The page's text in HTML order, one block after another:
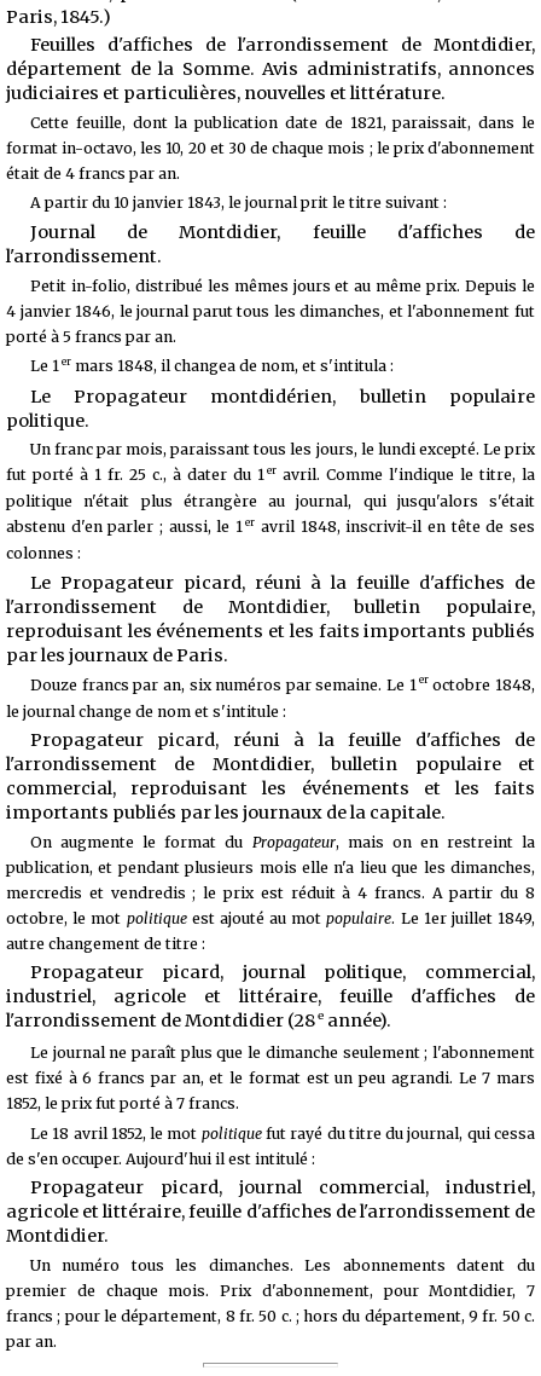
Paris, 1845.)
Feuilles d'affiches de l'arrondissement de Montdidier,
département de la Somme. Avis administratifs, annonces
judiciaires et particulières, nouvelles et littérature.
Cette feuille, dont la publication date de 1821, paraissait, dans le
format in-octavo, les 10, 20 et 30 de chaque mois ; le prix d'abonnement
était de 4 francs par an.
A partir du 10 janvier 1843, le journal prit le titre suivant :
Journal de Montdidier, feuille d'affiches de
l'arrondissement.
Petit in-folio, distribué les mêmes jours et au même prix. Depuis le
4 janvier 1846, le journal parut tous les dimanches, et l'abonnement fut
porté à 5 francs par an.
Le 1 ermars 1848, il changea de nom, et s'intitula :
Le Propagateur montdidérien, bulletin populaire
politique.
Un franc par mois, paraissant tous les jours, le lundi excepté. Le prix
fut porté à 1 fr. 25 c., à dater du 1 er avril. Comme l'indique le titre, la
politique n'était plus étrangère au journal, qui jusqu'alors s'était
abstenu d'en parler ; aussi, le 1 er avril 1848, inscrivit-il en tête de ses
colonnes :
Le Propagateur picard, réuni à la feuille d'affiches de
l'arrondissement de Montdidier, bulletin populaire,
reproduisant les événements et les faits importants publiés
par les journaux de Paris.
Douze francs par an, six numéros par semaine. Le 1 eroctobre 1848,
le journal change de nom et s'intitule :
Propagateur picard, réuni à la feuille d'affiches de
l'arrondissement de Montdidier, bulletin populaire et
commercial, reproduisant les événements et les faits
importants publiés par les journaux de la capitale.
On augmente le format du Propagateur, mais on en restreint la
publication, et pendant plusieurs mois elle n'a lieu que les dimanches,
mercredis et vendredis ; le prix est réduit à 4 francs. A partir du 8
octobre, le mot politiqueest ajouté au motpopulaire. Le 1er juillet 1849,
autre changement de titre :
Propagateur picard, journal politique, commercial,
industriel, agricole et littéraire, feuille d'affiches de
l'arrondissement de Montdidier (28e année).
Le journal ne paraît plus que le dimanche seulement ; l'abonnement
est fixé à 6 francs par an, et le format est un peu agrandi. Le 7 mars
1852, le prix fut porté à 7 francs.
Le 18 avril 1852, le mot politiquefut rayé du titre du journal, qui cessa
de s'en occuper. Aujourd'hui il est intitulé :
Propagateur picard, journal commercial, industriel,
agricole et littéraire, feuille d'affiches de l'arrondissement de
Montdidier.
Un numéro tous les dimanches. Les abonnements datent du
premier de chaque mois. Prix d'abonnement, pour Montdidier, 7
francs ; pour le département, 8 fr. 50 c. ; hors du département, 9 fr. 50 c.
par an.